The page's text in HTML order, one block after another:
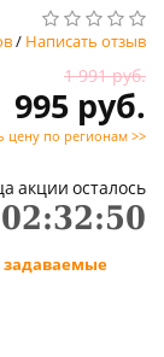
/ Написать отзыв
1 991 руб.
995 руб.
цену по регионам >>
акции осталось
02:32:50
задаваемые